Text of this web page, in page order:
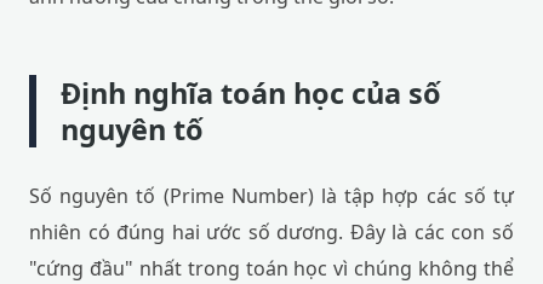
Định nghĩa toán học của số
nguyên tố
Số nguyên tố (Prime Number) là tập hợp các số tự
nhiên có đúng hai ước số dương. Đây là các con số
"cứng đầu" nhất trong toán học vì chúng không thể